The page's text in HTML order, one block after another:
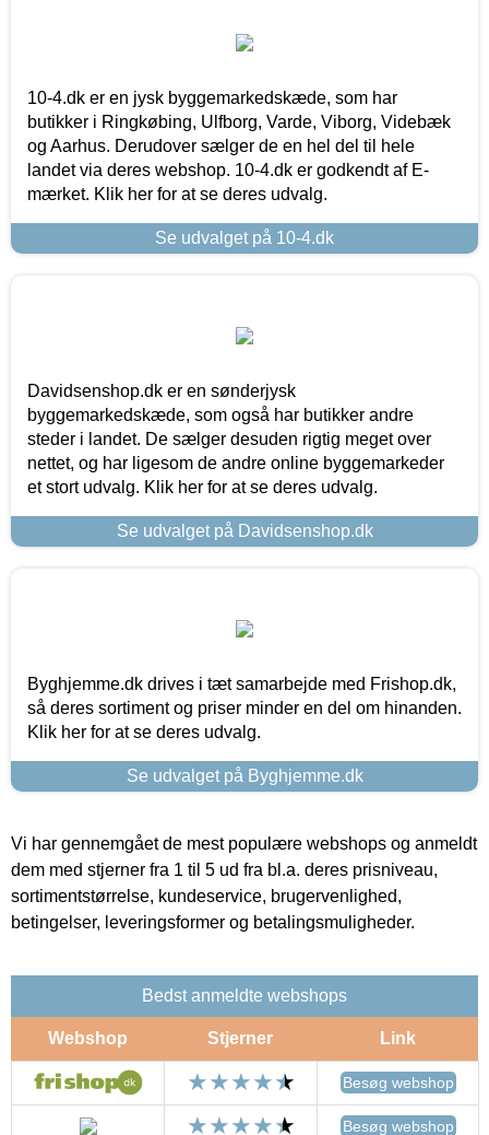
10-4.dk er en jysk byggemarkedskæde, som har
butikker i Ringkøbing, Ulfborg, Varde, Viborg, Videbæk
og Aarhus. Derudover sælger de en hel del til hele
landet via deres webshop. 10-4.dk er godkendt af E-
mærket. Klik her for at se deres udvalg.
Se udvalget på 10-4.dk
Davidsenshop.dk er en sønderjysk
byggemarkedskæde, som også har butikker andre
steder i landet. De sælger desuden rigtig meget over
nettet, og har ligesom de andre online byggemarkeder
et stort udvalg. Klik her for at se deres udvalg.
Se udvalget på Davidsenshop.dk
Byghjemme.dk drives i tæt samarbejde med Frishop.dk,
så deres sortiment og priser minder en del om hinanden.
Klik her for at se deres udvalg.
Se udvalget på Byghjemme.dk
Vi har gennemgået de mest populære webshops og anmeldt
dem med stjerner fra 1 til 5 ud fra bl.a. deres prisniveau,
sortimentstørrelse, kundeservice, brugervenlighed,
betingelser, leveringsformer og betalingsmuligheder.
Bedst anmeldte webshops
Webshop Stjerner Link
Besøg webshop
Besøg webshop